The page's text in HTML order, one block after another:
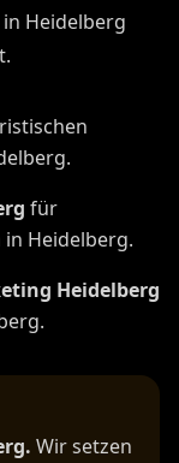
Heidelberg
für
Heidelberg.
Heidelberg
Wir setzen